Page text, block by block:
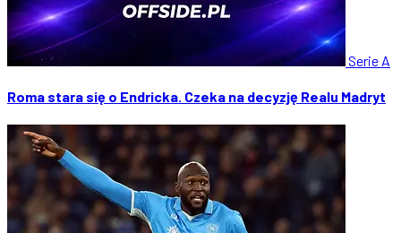
Serie A
Roma stara się o Endricka. Czeka na decyzję Realu Madryt